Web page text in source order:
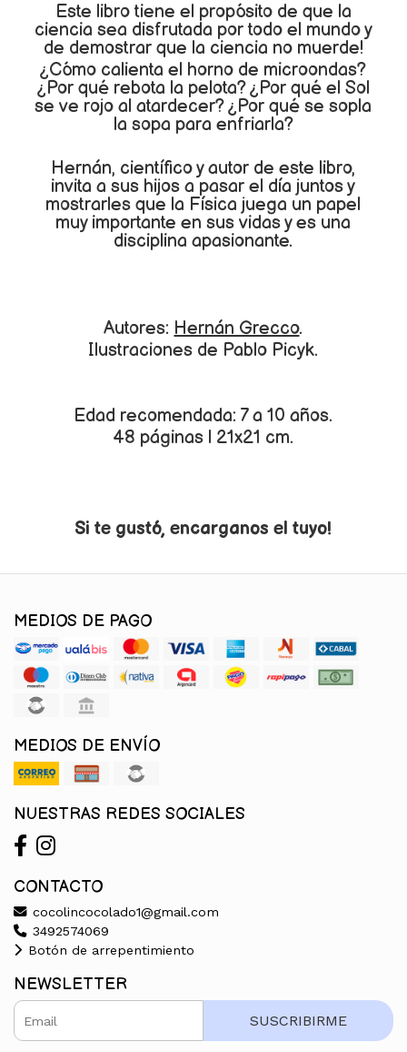
Este libro tiene el propósito de que la
ciencia sea disfrutada por todo el mundo y
de demostrar que la ciencia no muerde!
¿Cómo calienta el horno de microondas?
¿Por qué rebota la pelota? ¿Por qué el Sol
se ve rojo al atardecer? ¿Por qué se sopla
la sopa para enfriarla?
Hernán, científico y autor de este libro,
invita a sus hijos a pasar el día juntos y
mostrarles que la Física juega un papel
muy importante en sus vidas y es una
disciplina apasionante.
Autores: Hernán Grecco.
Ilustraciones de Pablo Picyk.
Edad recomendada: 7 a 10 años.
48 páginas | 21x21 cm.
Si te gustó, encarganos el tuyo!
MEDIOS DE PAGO
MEDIOS DE ENVÍO
NUESTRAS REDES SOCIALES
CONTACTO
cocolincocolado1@gmail.com
3492574069
Botón de arrepentimiento
NEWSLETTER
SUSCRIBIRME